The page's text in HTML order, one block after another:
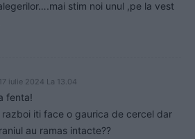
stim noi unul ,pe la vest
iulie 2024 La 13.04
fenta!
iti face o gaurica de cercel dar
au ramas intacte??